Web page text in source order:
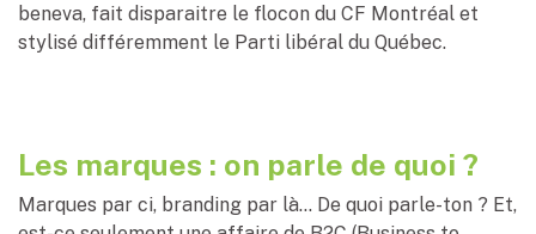
beneva, fait disparaitre le flocon du CF Montréal et
stylisé différemment le Parti libéral du Québec.
Les marques : on parle de quoi ?
Marques par ci, branding par là… De quoi parle-ton ? Et,